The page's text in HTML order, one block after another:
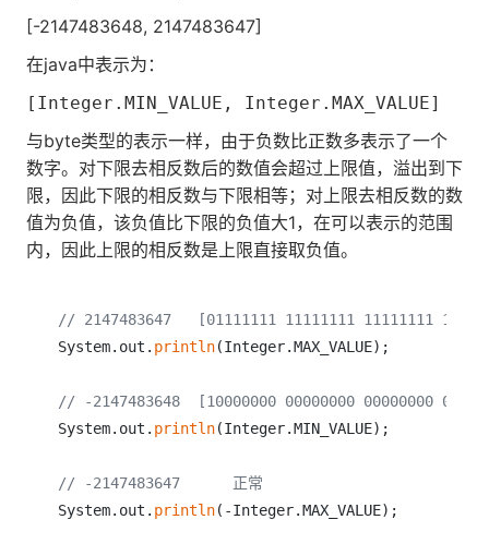
[-2147483648, 2147483647]
在java中表示为：
[Integer.MIN_VALUE, Integer.MAX_VALUE]
与byte类型的表示一样，由于负数比正数多表示了一个
数字。对下限去相反数后的数值会超过上限值，溢出到下
限，因此下限的相反数与下限相等；对上限去相反数的数
值为负值，该负值比下限的负值大1，在可以表示的范围
内，因此上限的相反数是上限直接取负值。
// 2147483647   [01111111 11111111 11111111
System.out. println(Integer.MAX_VALUE);
// -2147483648  [10000000 00000000 00000000
System.out. println(Integer.MIN_VALUE);
// -2147483647      正常
System.out. println(-Integer.MAX_VALUE);